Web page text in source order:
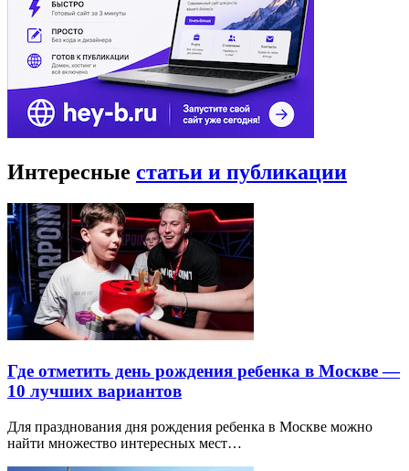
Интересные статьи и публикации
Где отметить день рождения ребенка в Москве —
10 лучших вариантов
Для празднования дня рождения ребенка в Москве можно
найти множество интересных мест…